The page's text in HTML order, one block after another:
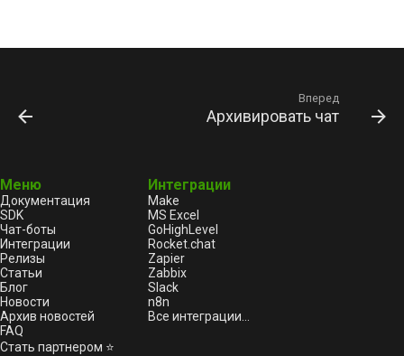
Вперед
Архивировать чат
Меню
Документация
SDK
Чат-боты
Интеграции
Релизы
Статьи
Блог
Новости
Архив новостей
FAQ
Стать партнером ⭐
Интеграции
Make
MS Excel
GoHighLevel
Rocket.chat
Zapier
Zabbix
Slack
n8n
Все интеграции...